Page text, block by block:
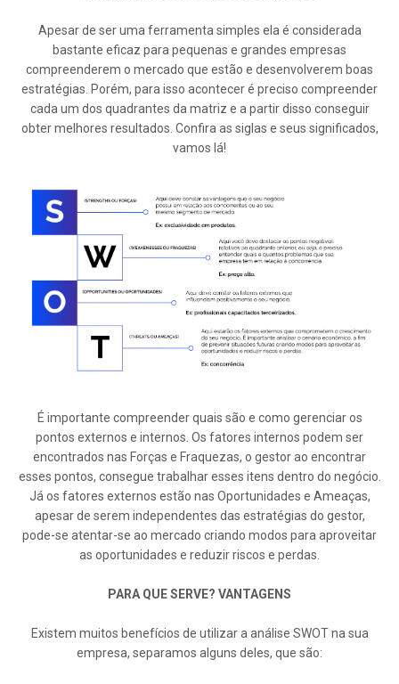
Apesar de ser uma ferramenta simples ela é considerada
bastante eficaz para pequenas e grandes empresas
compreenderem o mercado que estão e desenvolverem boas
estratégias. Porém, para isso acontecer é preciso compreender
cada um dos quadrantes da matriz e a partir disso conseguir
obter melhores resultados. Confira as siglas e seus significados,
vamos lá!
É importante compreender quais são e como gerenciar os
pontos externos e internos. Os fatores internos podem ser
encontrados nas Forças e Fraquezas, o gestor ao encontrar
esses pontos, consegue trabalhar esses itens dentro do negócio.
Já os fatores externos estão nas Oportunidades e Ameaças,
apesar de serem independentes das estratégias do gestor,
pode-se atentar-se ao mercado criando modos para aproveitar
as oportunidades e reduzir riscos e perdas.
PARA QUE SERVE? VANTAGENS
Existem muitos benefícios de utilizar a análise SWOT na sua
empresa, separamos alguns deles, que são: